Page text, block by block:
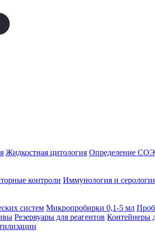
Жидкостная цитология Определение СОЭ
контроли Иммунология и
систем Микропробирки 0,1-5 мл
Резервуары для реагентов Контейнеры